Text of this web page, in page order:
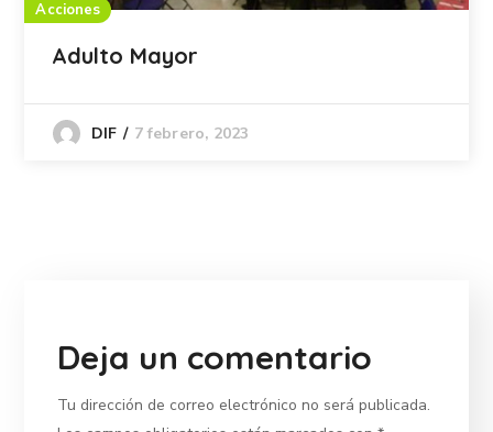
Acciones
Adulto Mayor
DIF 7 febrero, 2023
Deja un comentario
Tu dirección de correo electrónico no será publicada.